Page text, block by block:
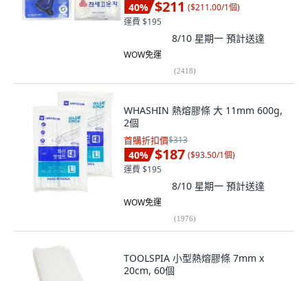
40% $211 ($211.00/1個)
運費 $195
8/10 星期一 預計送達
WOW免運
(2418)
WHASHIN 熱熔膠條 大 11mm 600g,
2個
首購折扣價$313
40% $187 ($93.50/1個)
運費 $195
8/10 星期一 預計送達
WOW免運
(1976)
TOOLSPIA 小型熱熔膠條 7mm x
20cm, 60個